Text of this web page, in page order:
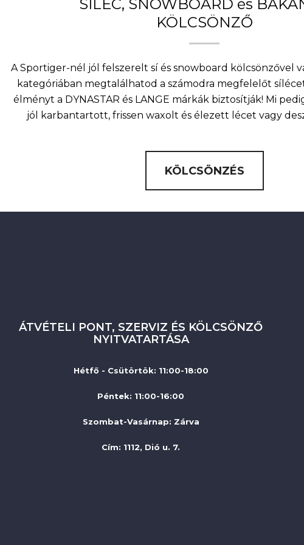
SÍLÉC, SNOWBOARD és
KÖLCSÖNZŐ
A Sportiger-nél jól felszerelt sí és snowboard kölcsönzővel
kategóriában megtalálhatod a számodra megfelelőt
élményt a DYNASTAR és LANGE márkák biztosítják! Mi
jól karbantartott, frissen waxolt és élezett lécet vagy
KÖLCSÖNZÉS
ÁTVÉTELI PONT, SZERVIZ ÉS KÖLCSÖNZŐ
NYITVATARTÁSA
Hétfő - Csütörtök: 11:00-18:00
Péntek: 11:00-16:00
Szombat-Vasárnap: Zárva
Cím: 1112, Dió u. 7.